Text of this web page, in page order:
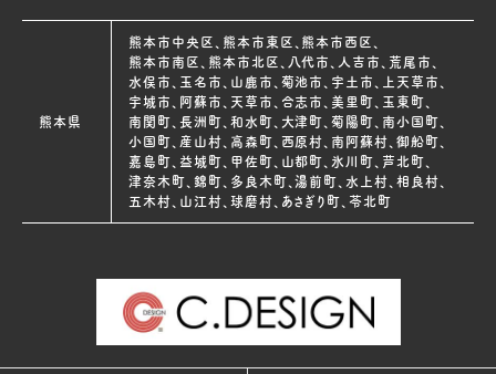
熊本県
熊本市中央区、熊本市東区、熊本市西区、
熊本市南区、熊本市北区、八代市、人吉市、荒尾市、
水俣市、玉名市、山鹿市、菊池市、宇土市、上天草市、
宇城市、阿蘇市、天草市、合志市、美里町、玉東町、
南関町、長洲町、和水町、大津町、菊陽町、南小国町、
小国町、産山村、高森町、西原村、南阿蘇村、御船町、
嘉島町、益城町、甲佐町、山都町、氷川町、芦北町、
津奈木町、錦町、多良木町、湯前町、水上村、相良村、
五木村、山江村、球磨村、あさぎり町、苓北町